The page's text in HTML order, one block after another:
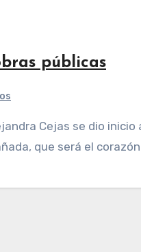
públicas
que será el